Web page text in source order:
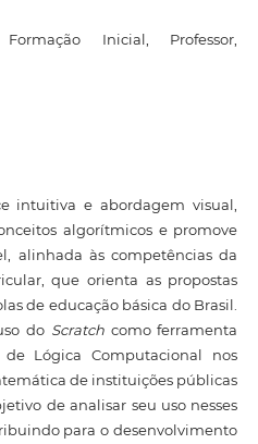
Inicial, Professor,
intuitiva e abordagem visual,
algorítmicos e promove
alinhada às competências da
que orienta as propostas
de educação básica do Brasil.
do Scratchcomo ferramenta
Lógica Computacional nos
de instituições públicas
de analisar seu uso nesses
para o desenvolvimento